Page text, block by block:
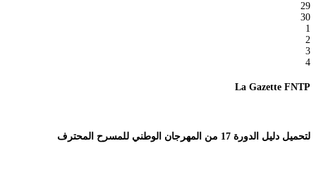
29
30
1
2
3
4
La Gazette FNTP
لتحميل دليل الدورة 17 من المهرجان الوطني للمسرح المحترف